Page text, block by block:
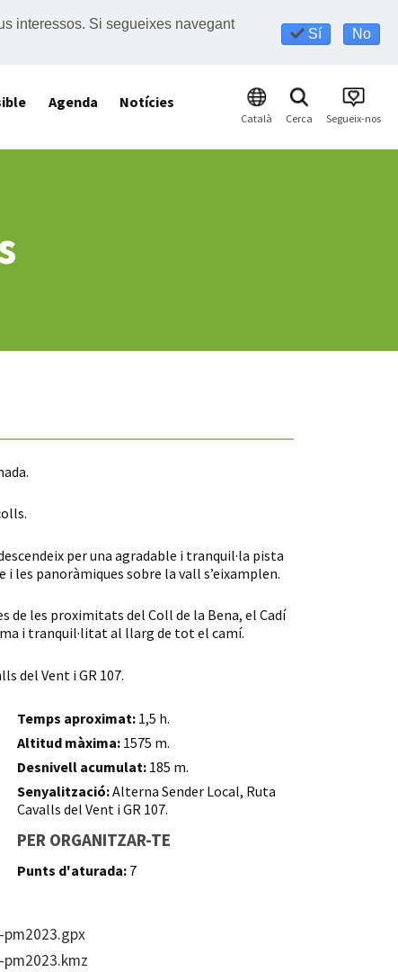
Sí No
interessos. Si segueixes navegant
Català Cerca Segueix-nos
Agenda Notícies
per una agradable i tranquil·la pista
les panoràmiques sobre la vall s’eixamplen.
de les proximitats del Coll de la Bena, el Cadí
i tranquil·litat al llarg de tot el camí.
del Vent i GR 107.
Temps aproximat: 1,5 h.
Altitud màxima: 1575 m.
Desnivell acumulat: 185 m.
Senyalització:Alterna Sender Local, Ruta
Cavalls del Vent i GR 107.
PER ORGANITZAR-TE
Punts d'aturada: 7